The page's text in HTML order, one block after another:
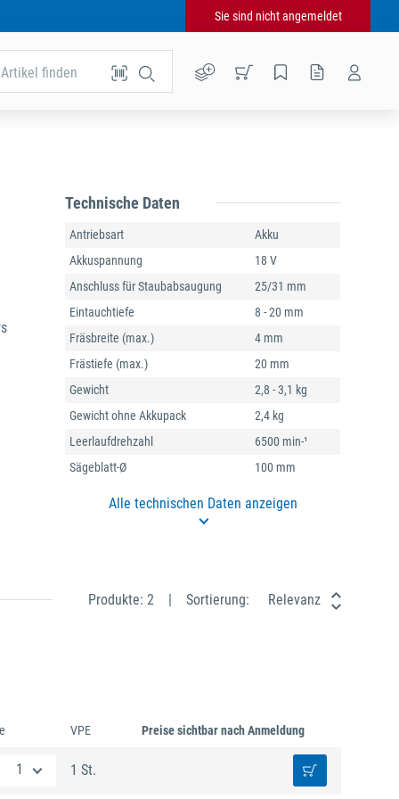
Sie sind nicht angemeldet
finden
Technische Daten
Antriebsart
Akku
Akkuspannung
18 V
Anschluss für Staubabsaugung
25/31 mm
Eintauchtiefe
8 - 20 mm
Fräsbreite (max.)
4 mm
Frästiefe (max.)
20 mm
Gewicht
2,8 - 3,1 kg
Gewicht ohne Akkupack
2,4 kg
Leerlaufdrehzahl
6500 min-¹
Sägeblatt-Ø
100 mm
Alle technischen Daten anzeigen
Produkte: 2 Sortierung: Relevanz
VPE Preise sichtbar nach Anmeldung
1 St.